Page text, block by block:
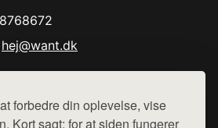
forbedre din oplevelse, vise
Kort sagt: for at siden fungerer
hej@want.dk